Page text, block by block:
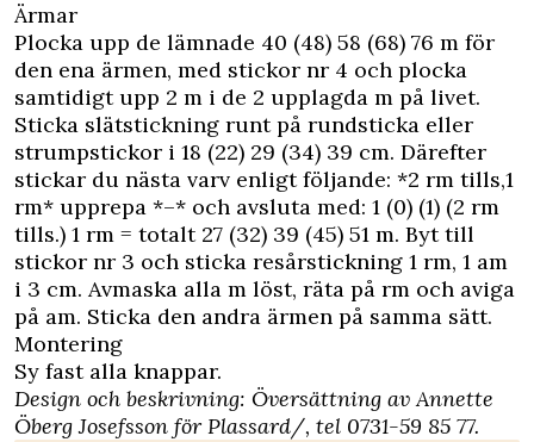
Ärmar
Plocka upp de lämnade 40 (48) 58 (68) 76 m för
den ena ärmen, med stickor nr 4 och plocka
samtidigt upp 2 m i de 2 upplagda m på livet.
Sticka slätstickning runt på rundsticka eller
strumpstickor i 18 (22) 29 (34) 39 cm. Därefter
stickar du nästa varv enligt följande: *2 rm tills,1
rm* upprepa *–* och avsluta med: 1 (0) (1) (2 rm
tills.) 1 rm = totalt 27 (32) 39 (45) 51 m. Byt till
stickor nr 3 och sticka resårstickning 1 rm, 1 am
i 3 cm. Avmaska alla m löst, räta på rm och aviga
på am. Sticka den andra ärmen på samma sätt.
Montering
Sy fast alla knappar.
Design och beskrivning: Översättning av Annette
Öberg Josefsson för Plassard/, tel 0731-59 85 77.